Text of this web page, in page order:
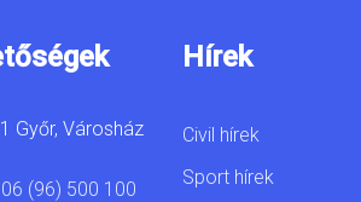
Győr, Városház
06 (96) 500 100
Hírek
Civil hírek
Sport hírek